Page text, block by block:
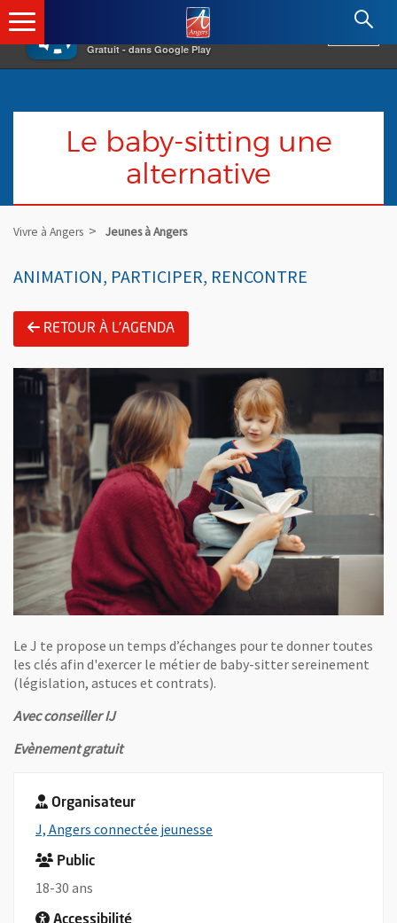
×
Gratuit - dans Google Play
Angers.fr : Retour à l'accueil
Le baby-sitting une
alternative
Vivre à Angers Jeunes à Angers
ANIMATION, PARTICIPER, RENCONTRE
RETOUR À L'AGENDA
Le J te propose un temps d’échanges pour te donner toutes
les clés afin d'exercer le métier de baby-sitter sereinement
(législation, astuces et contrats).
Avec conseiller IJ
Evènement gratuit
Organisateur
J, Angers connectée jeunesse
Public
18-30 ans